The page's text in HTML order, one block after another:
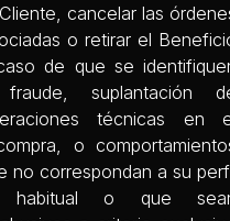
cancelar las
o retirar el
de que se
suplantación
técnicas en
o
no correspondan a su
habitual o que